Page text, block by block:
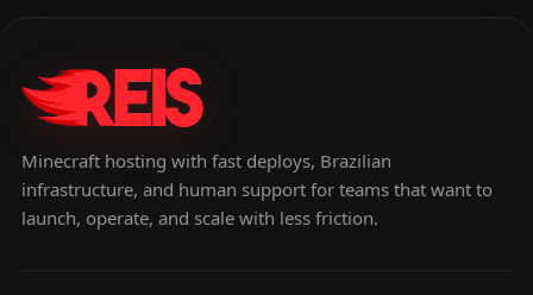
Minecraft hosting with fast deploys, Brazilian
infrastructure, and human support for teams that want to
launch, operate, and scale with less friction.